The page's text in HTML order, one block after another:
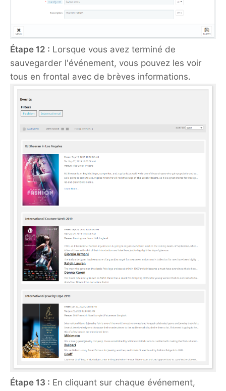
Étape 12 : Lorsque vous avez terminé de
sauvegarder l'événement, vous pouvez les voir
tous en frontal avec de brèves informations.
Étape 13 : En cliquant sur chaque événement,